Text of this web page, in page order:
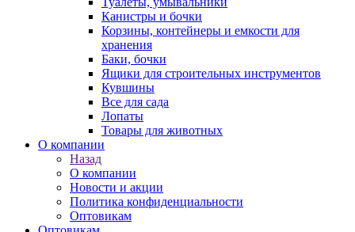
Канистры и бочки
Корзины, контейнеры и емкости для
хранения
Баки, бочки
Ящики для строительных инструментов
Кувшины
Все для сада
Лопаты
Товары для животных
О компании
Назад
О компании
Новости и акции
Политика конфиденциальности
Оптовикам